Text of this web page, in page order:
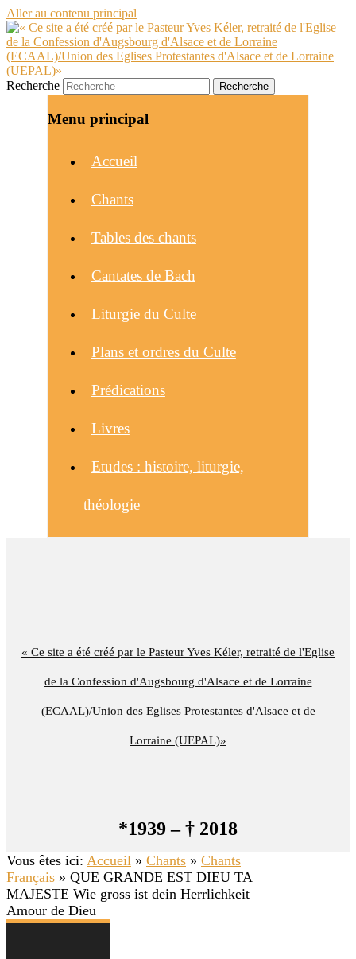
Aller au contenu principal
« Ce site a été créé par le Pasteur Yves Kéler, retraité de l'Eglise
de la Confession d'Augsbourg d'Alsace et de Lorraine
(ECAAL)/Union des Eglises Protestantes d'Alsace et de
Lorraine (UEPAL)»
*1939 – † 2018
Recherche
Menu principal
Accueil
Chants
Tables des chants
Cantates de Bach
Liturgie du Culte
Plans et ordres du Culte
Prédications
Livres
Etudes : histoire, liturgie,
théologie
Vous êtes ici: Accueil » Chants » Chants
Français » QUE GRANDE EST DIEU TA
MAJESTE Wie gross ist dein Herrlichkeit
Amour de Dieu